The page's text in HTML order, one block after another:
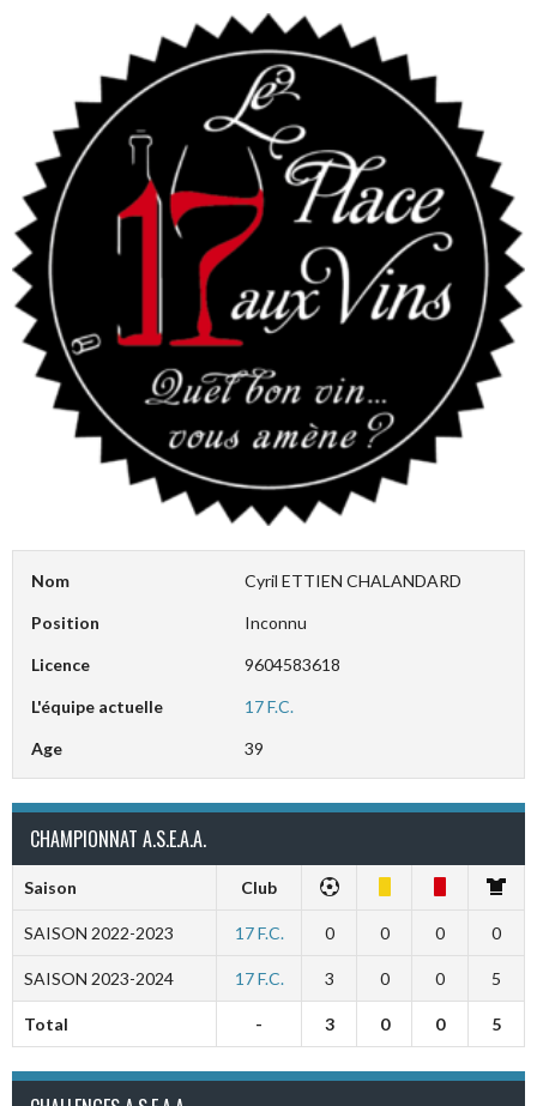
Nom Cyril ETTIEN CHALANDARD
Position Inconnu
Licence 9604583618
L'équipe actuelle 17 F.C.
Age 39
CHAMPIONNAT A.S.E.A.A.
Saison Club
SAISON 2022-2023 17 F.C. 0 0 0 0
SAISON 2023-2024 17 F.C. 3 0 0 5
Total - 3 0 0 5